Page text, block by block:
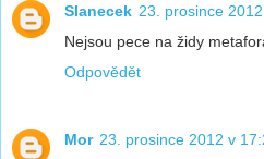
Slanecek 23. prosince
Nejsou pece na židy
Odpovědět
Mor 23. prosince 2012 v